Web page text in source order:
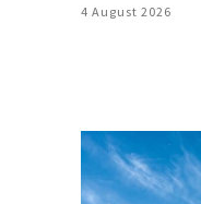
4 August 2026